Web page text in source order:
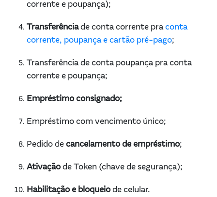
corrente e poupança);
Transferênciade conta corrente praconta
corrente, poupança e cartão pré-pago;
Transferência de conta poupança pra conta
corrente e poupança;
Empréstimo consignado;
Empréstimo com vencimento único;
Pedido de cancelamento de empréstimo;
Ativaçãode Token (chave de segurança);
Habilitação e bloqueiode celular.